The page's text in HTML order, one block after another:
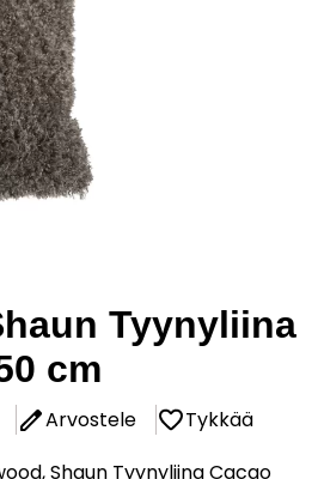
Tyynyliina
cm
Arvostele
Tykkää
Shaun Tyynyliina Cacao